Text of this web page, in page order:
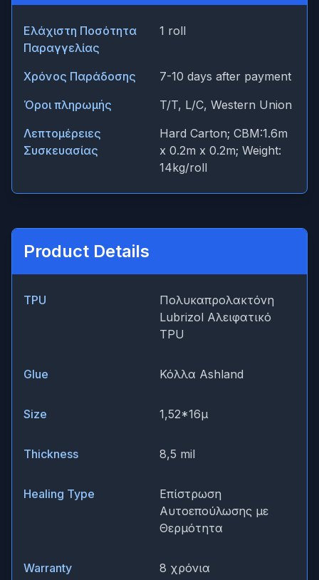
Ελάχιστη Ποσότητα
Παραγγελίας
1 roll
Χρόνος Παράδοσης
7-10 days after payment
Όροι πληρωμής
T/T, L/C, Western Union
Λεπτομέρειες
Συσκευασίας
Hard Carton; CBM:1.6m
x 0.2m x 0.2m; Weight:
14kg/roll
Product Details
TPU
Πολυκαπρολακτόνη
Lubrizol Αλειφατικό
TPU
Glue Κόλλα Ashland
Size 1,52*16μ
Thickness 8,5 mil
Healing Type
Επίστρωση
Αυτοεπούλωσης με
Θερμότητα
Warranty 8 χρόνια